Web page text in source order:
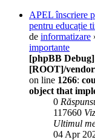
APEL înscriere
pentru educație
de informatizare
importante
[phpBB
[ROOT]/
on line 1266:
object that
0
117660
Ultimul
04 Apr